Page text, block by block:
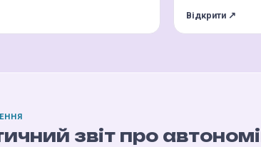
Відкрити ↗
звіт про